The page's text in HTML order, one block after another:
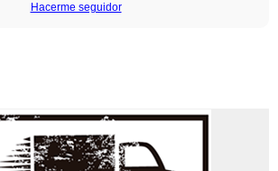
Hacerme seguidor